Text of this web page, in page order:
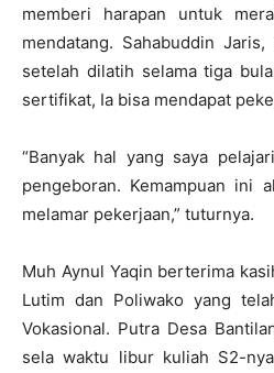
memberi harapan untuk
mendatang. Sahabuddin
setelah dilatih selama tiga
sertifikat, Ia bisa mendapat
“Banyak hal yang saya
pengeboran. Kemampuan ini
melamar pekerjaan,” tuturnya.
Muh Aynul Yaqin berterima
Lutim dan Poliwako yang
Vokasional. Putra Desa
sela waktu libur kuliah S2-